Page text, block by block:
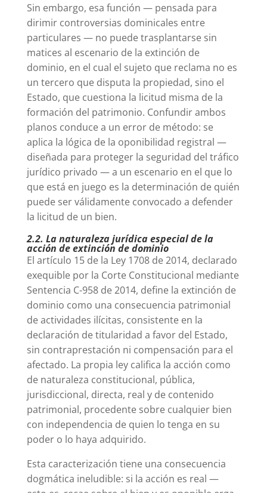
Sin embargo, esa función — pensada para
dirimir controversias dominicales entre
particulares — no puede trasplantarse sin
matices al escenario de la extinción de
dominio, en el cual el sujeto que reclama no es
un tercero que disputa la propiedad, sino el
Estado, que cuestiona la licitud misma de la
formación del patrimonio. Confundir ambos
planos conduce a un error de método: se
aplica la lógica de la oponibilidad registral —
diseñada para proteger la seguridad del tráfico
jurídico privado — a un escenario en el que lo
que está en juego es la determinación de quién
puede ser válidamente convocado a defender
la licitud de un bien.
2.2. La naturaleza jurídica especial de la
acción de extinción de dominio
El artículo 15 de la Ley 1708 de 2014, declarado
exequible por la Corte Constitucional mediante
Sentencia C-958 de 2014, define la extinción de
dominio como una consecuencia patrimonial
de actividades ilícitas, consistente en la
declaración de titularidad a favor del Estado,
sin contraprestación ni compensación para el
afectado. La propia ley califica la acción como
de naturaleza constitucional, pública,
jurisdiccional, directa, real y de contenido
patrimonial, procedente sobre cualquier bien
con independencia de quien lo tenga en su
poder o lo haya adquirido.
Esta caracterización tiene una consecuencia
dogmática ineludible: si la acción es real —